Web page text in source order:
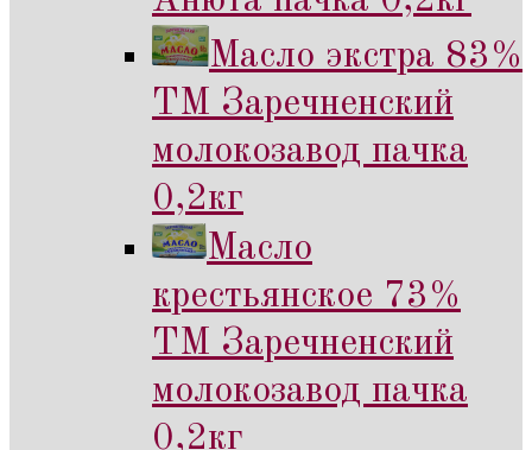
Масло экстра 83%
ТМ Заречненский
молокозавод пачка
0,2кг
Масло
крестьянское 73%
ТМ Заречненский
молокозавод пачка
0,2кг